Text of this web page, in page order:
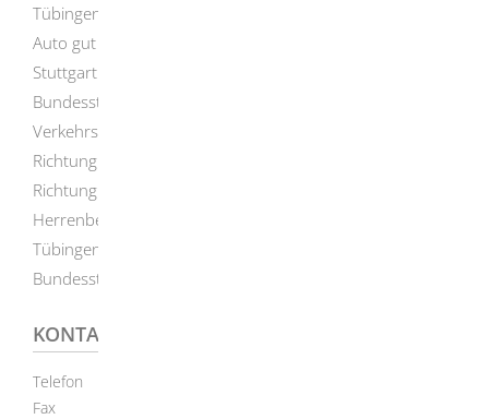
Tübingen ist über verschiedene Fernstraßen mit dem
Auto gut erreichbar. Von der Autobahn 8 auf Höhe
Stuttgart Messe führt die vierspurig ausgebaute
Bundesstraße 27 auf direktem Weg nach Tübingen.
Verkehrsteilnehmer auf der Autobahn 81 nehmen aus
Richtung Norden kommend die Ausfahrt Herrenberg, aus
Richtung Süden die Ausfahrt Rottenburg. Von
Herrenberg aus führt die Bundesstraße 296 nach
Tübingen. Von der Ausfahrt Rottenburg aus die
Bundesstraße 28 a sowie Landesstraßen.
KONTAKT
Telefon
Fax